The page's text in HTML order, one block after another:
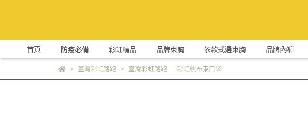
首頁 防疫必備 彩虹精品 品牌束胸 依款式選束胸 品牌內褲
臺灣彩虹路跑 臺灣彩虹路跑 ｜ 彩虹帆布束口袋